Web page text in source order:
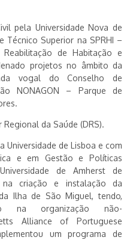
pela Universidade Nova de
Técnico Superior na SPRHI –
de Habitação e
projetos no âmbito da
vogal do Conselho de
NONAGON – Parque de
da Saúde (DRS).
Universidade de Lisboa e com
e em Gestão e Políticas
de Amherst de
na criação e instalação da
Ilha de São Miguel, tendo,
na organização não-
Alliance of Portuguese
um programa de